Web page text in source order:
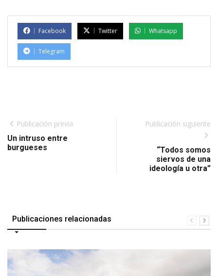
Facebook Twitter Whatsapp
Telegram
Publicación previa
Un intruso entre
burgueses
Publicación siguiente
“Todos somos
siervos de una
ideología u otra”
Publicaciones relacionadas